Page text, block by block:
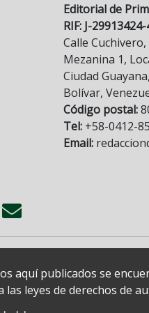
Editorial de
RIF: J-
Calle
Mezanina 1,
Ciudad
Bolívar,
Código postal:
Tel: +58-0412-
Email:
aquí publicados se
leyes de derechos de